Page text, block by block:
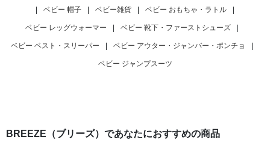
ベビー 帽子 ベビー雑貨 ベビー おもちゃ・ラトル
ベビー レッグウォーマー ベビー 靴下・ファーストシューズ
ベビー ベスト・スリーパー ベビー アウター・ジャンバー・ポンチョ
ベビー ジャンプスーツ
BREEZE（ブリーズ）であなたにおすすめの商品